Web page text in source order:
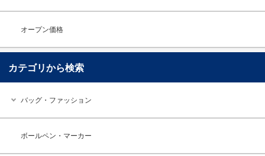
オープン価格
カテゴリから検索
バッグ・ファッション
ボールペン・マーカー